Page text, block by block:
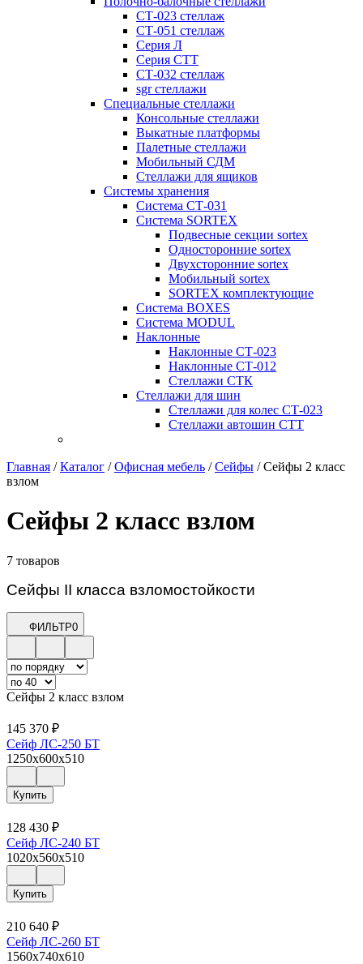
СТ-023 стеллаж
СТ-051 стеллаж
Серия Л
Серия СТТ
СТ-032 стеллаж
sgr стеллажи
Специальные стеллажи
Консольные стеллажи
Выкатные платформы
Палетные стеллажи
Мобильный СДМ
Стеллажи для ящиков
Системы хранения
Система СТ-031
Система SORTEX
Подвесные секции sortex
Односторонние sortex
Двухсторонние sortex
Мобильный sortex
SORTEX комплектующие
Система BOXES
Система MODUL
Наклонные
Наклонные СТ-023
Наклонные СТ-012
Стеллажи СТК
Стеллажи для шин
Стеллажи для колес СТ-023
Стеллажи автошин СТТ
Главная /Каталог /Офисная мебель /Сейфы /Сейфы 2 класс
взлом
Сейфы 2 класс взлом
7 товаров
Сейфы II класса взломостойкости
ФИЛЬТР0
Сейфы 2 класс взлом
145 370 ₽
Сейф ЛС-250 БТ
1250x600x510
Купить
128 430 ₽
Сейф ЛС-240 БТ
1020x560x510
Купить
210 640 ₽
Сейф ЛС-260 БТ
1560x740x610